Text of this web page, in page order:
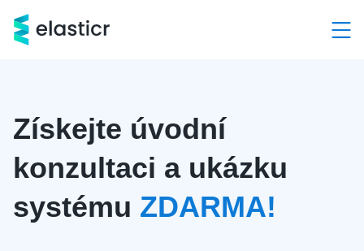
Získejte úvodní
konzultaci a ukázku
systému ZDARMA!